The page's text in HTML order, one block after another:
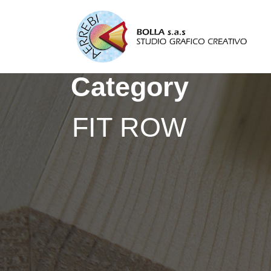
Category
FIT ROW